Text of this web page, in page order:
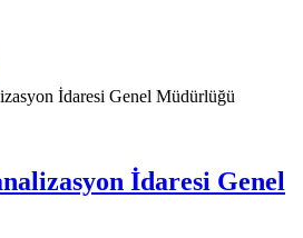
İdaresi Genel Müdürlüğü
İdaresi Genel